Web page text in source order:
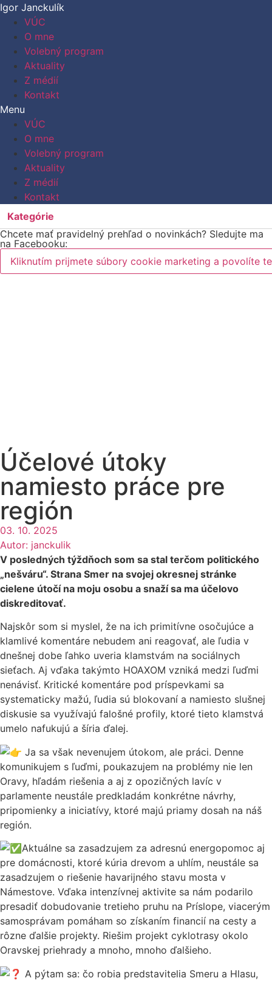
Preskočiť
obsah
Igor Janckulík
VÚC
O mne
Volebný program
Aktuality
Z médií
Kontakt
Menu
VÚC
O mne
Volebný program
Aktuality
Z médií
Kontakt
Kategórie
Chcete mať pravidelný prehľad o novinkách? Sledujte ma
na Facebooku:
Kliknutím prijmete súbory cookie marketing a povolíte
Účelové útoky
namiesto práce pre
región
03. 10. 2025
Autor: janckulik
V posledných týždňoch som sa stal terčom politického
„nešváru“. Strana Smer na svojej okresnej stránke
cielene útočí na moju osobu a snaží sa ma účelovo
diskreditovať.
Najskôr som si myslel, že na ich primitívne osočujúce a
klamlivé komentáre nebudem ani reagovať, ale ľudia v
dnešnej dobe ľahko uveria klamstvám na sociálnych
sieťach. Aj vďaka takýmto HOAXOM vzniká medzi ľuďmi
nenávisť. Kritické komentáre pod príspevkami sa
systematicky mažú, ľudia sú blokovaní a namiesto slušnej
diskusie sa využívajú falošné profily, ktoré tieto klamstvá
umelo nafukujú a šíria ďalej.
Ja sa však nevenujem útokom, ale práci. Denne
komunikujem s ľuďmi, poukazujem na problémy nie len
Oravy, hľadám riešenia a aj z opozičných lavíc v
parlamente neustále predkladám konkrétne návrhy,
pripomienky a iniciatívy, ktoré majú priamy dosah na náš
región.
Aktuálne sa zasadzujem za adresnú energopomoc aj
pre domácnosti, ktoré kúria drevom a uhlím, neustále sa
zasadzujem o riešenie havarijného stavu mosta v
Námestove. Vďaka intenzívnej aktivite sa nám podarilo
presadiť dobudovanie tretieho pruhu na Príslope, viacerým
samosprávam pomáham so získaním financií na cesty a
rôzne ďalšie projekty. Riešim projekt cyklotrasy okolo
Oravskej priehrady a mnoho, mnoho ďalšieho.
A pýtam sa: čo robia predstavitelia Smeru a Hlasu,